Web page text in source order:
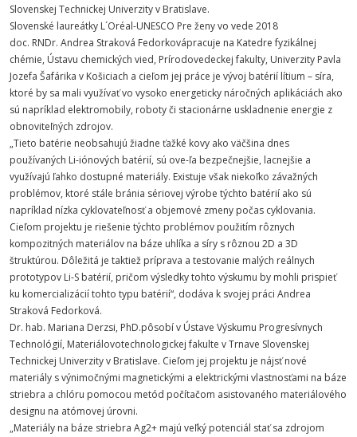
Slovenskej Technickej Univerzity v Bratislave.
Slovenské laureátky L´Oréal-UNESCO Pre ženy vo vede 2018
doc. RNDr. Andrea Straková Fedorkovápracuje na Katedre fyzikálnej
chémie, Ústavu chemických vied, Prírodovedeckej fakulty, Univerzity Pavla
Jozefa Šafárika v Košiciach a cieľom jej práce je vývoj batérií lítium – síra,
ktoré by sa mali využívať vo vysoko energeticky náročných aplikáciách ako
sú napríklad elektromobily, roboty či stacionárne uskladnenie energie z
obnoviteľných zdrojov.
„Tieto batérie neobsahujú žiadne ťažké kovy ako väčšina dnes
používaných Li-iónových batérií, sú ove-ľa bezpečnejšie, lacnejšie a
využívajú ľahko dostupné materiály. Existuje však niekoľko závažných
problémov, ktoré stále bránia sériovej výrobe týchto batérií ako sú
napríklad nízka cyklovateľnosť a objemové zmeny počas cyklovania.
Cieľom projektu je riešenie týchto problémov použitím rôznych
kompozitných materiálov na báze uhlíka a síry s rôznou 2D a 3D
štruktúrou. Dôležitá je taktiež príprava a testovanie malých reálnych
prototypov Li-S batérií, pričom výsledky tohto výskumu by mohli prispieť
ku komercializácií tohto typu batérií“, dodáva k svojej práci Andrea
Straková Fedorková.
Dr. hab. Mariana Derzsi, PhD.pôsobí v Ústave Výskumu Progresívnych
Technológií, Materiálovotechnologickej fakulte v Trnave Slovenskej
Technickej Univerzity v Bratislave. Cieľom jej projektu je nájsť nové
materiály s výnimočnými magnetickými a elektrickými vlastnosťami na báze
striebra a chlóru pomocou metód počítačom asistovaného materiálového
designu na atómovej úrovni.
„Materiály na báze striebra Ag2+ majú veľký potenciál stať sa zdrojom